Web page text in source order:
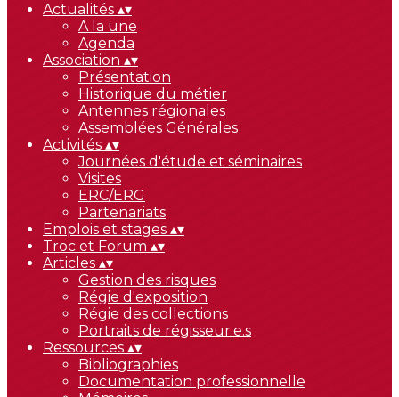
Actualités ▴▾
A la une
Agenda
Association ▴▾
Présentation
Historique du métier
Antennes régionales
Assemblées Générales
Activités ▴▾
Journées d'étude et séminaires
Visites
ERC/ERG
Partenariats
Emplois et stages ▴▾
Troc et Forum ▴▾
Articles ▴▾
Gestion des risques
Régie d'exposition
Régie des collections
Portraits de régisseur.e.s
Ressources ▴▾
Bibliographies
Documentation professionnelle